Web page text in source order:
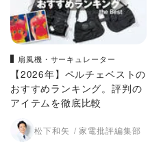
扇風機・サーキュレーター
【2026年】ペルチェベストの
おすすめランキング。評判の
アイテムを徹底比較
松下和矢 家電批評編集部